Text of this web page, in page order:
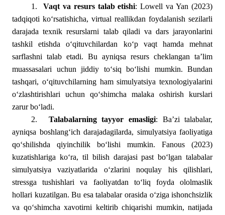
1. Vaqt va resurs talab etishi: Lowell va Yan (2023)
tadqiqoti ko‘rsatishicha, virtual reallikdan foydalanish sezilarli
darajada texnik resurslarni talab qiladi va dars jarayonlarini
tashkil etishda o‘qituvchilardan ko‘p vaqt hamda mehnat
sarflashni talab etadi. Bu ayniqsa resurs cheklangan ta’lim
muassasalari uchun jiddiy to‘siq bo‘lishi mumkin. Bundan
tashqari, o‘qituvchilarning ham simulyatsiya texnologiyalarini
o‘zlashtirishlari uchun qo‘shimcha malaka oshirish kurslari
zarur bo‘ladi.
2.
Talabalarning tayyor emasligi: Ba’zi talabalar,
ayniqsa boshlang‘ich darajadagilarda, simulyatsiya faoliyatiga
qo‘shilishda qiyinchilik bo‘lishi mumkin. Fanous (2023)
kuzatishlariga ko‘ra, til bilish darajasi past bo‘lgan talabalar
simulyatsiya vaziyatlarida o‘zlarini noqulay his qilishlari,
stressga tushishlari va faoliyatdan to‘liq foyda ololmaslik
hollari kuzatilgan. Bu esa talabalar orasida o‘ziga ishonchsizlik
va qo‘shimcha xavotirni keltirib chiqarishi mumkin, natijada